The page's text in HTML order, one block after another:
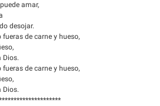
amar,
desojar.
de carne y hueso,
Dios.
de carne y hueso,
Dios.